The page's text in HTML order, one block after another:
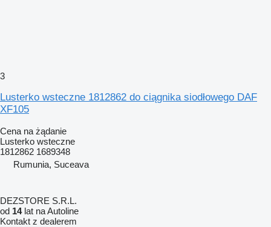
3
Lusterko wsteczne 1812862 do ciągnika siodłowego DAF
XF105
Cena na żądanie
Lusterko wsteczne
1812862 1689348
Rumunia, Suceava
DEZSTORE S.R.L.
od 14lat na Autoline
Kontakt z dealerem